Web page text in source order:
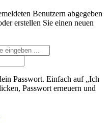
Benutzern abgegeben
erstellen Sie einen neuen
Passwort. Einfach auf „Ich
Passwort erneuern und